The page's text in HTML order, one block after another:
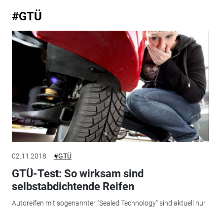
#GTÜ
02.11.2018 #GTÜ
GTÜ-Test: So wirksam sind
selbstabdichtende Reifen
Autoreifen mit sogenannter "Sealed Technology" sind aktuell nur